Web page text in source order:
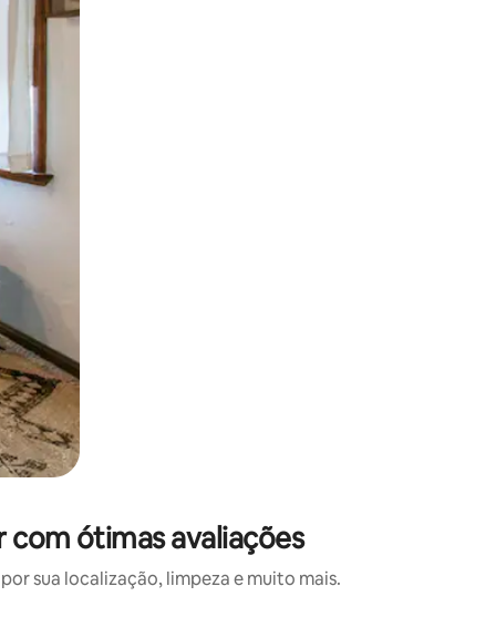
o dedo na tela.
com ótimas avaliações
sua localização, limpeza e muito mais.